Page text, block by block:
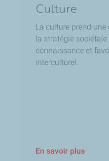
Culture
La culture prend
la stratégie
connaissance et
interculturel.
En savoir plus